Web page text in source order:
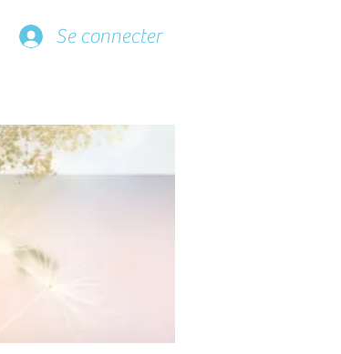
Se connecter